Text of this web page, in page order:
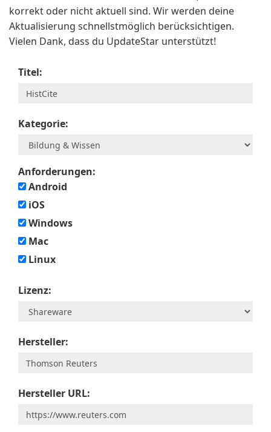
korrekt oder nicht aktuell sind. Wir werden deine
Aktualisierung schnellstmöglich berücksichtigen.
Vielen Dank, dass du UpdateStar unterstützt!
Titel:
Kategorie:
Anforderungen:
Android
iOS
Windows
Mac
Linux
Lizenz:
Hersteller:
Hersteller URL: